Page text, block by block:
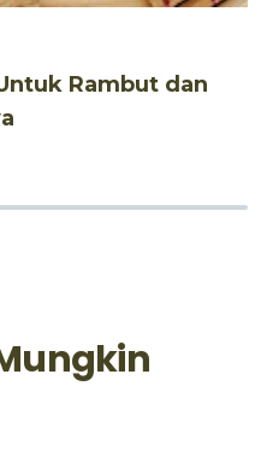
Rambut dan